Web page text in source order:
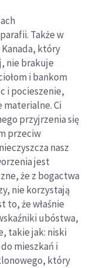
Także w
który
nie brakuje
i bankom
i pocieszenie,
materialne. Ci
przyjrzenia się
przeciw
nasz
jest
że z bogactwa
nie korzystają
to, że właśnie
ubóstwa,
takie jak: niski
mieszkań i
który